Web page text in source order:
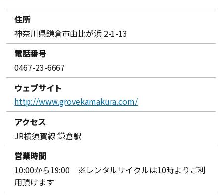
住所
神奈川県鎌倉市由比が浜 2-1-13
電話番号
0467-23-6667
ウェブサイト
http://www.grovekamakura.com/
アクセス
JR横須賀線 鎌倉駅
営業時間
10:00から19:00 ※レンタルサイクルは10時よりご利
用頂けます